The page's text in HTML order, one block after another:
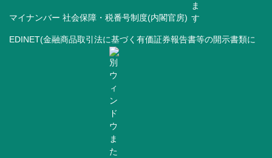
マイナンバー 社会保障・税番号制度(内閣官房)
EDINET(金融商品取引法に基づく有価証券報告書等の開示書類に